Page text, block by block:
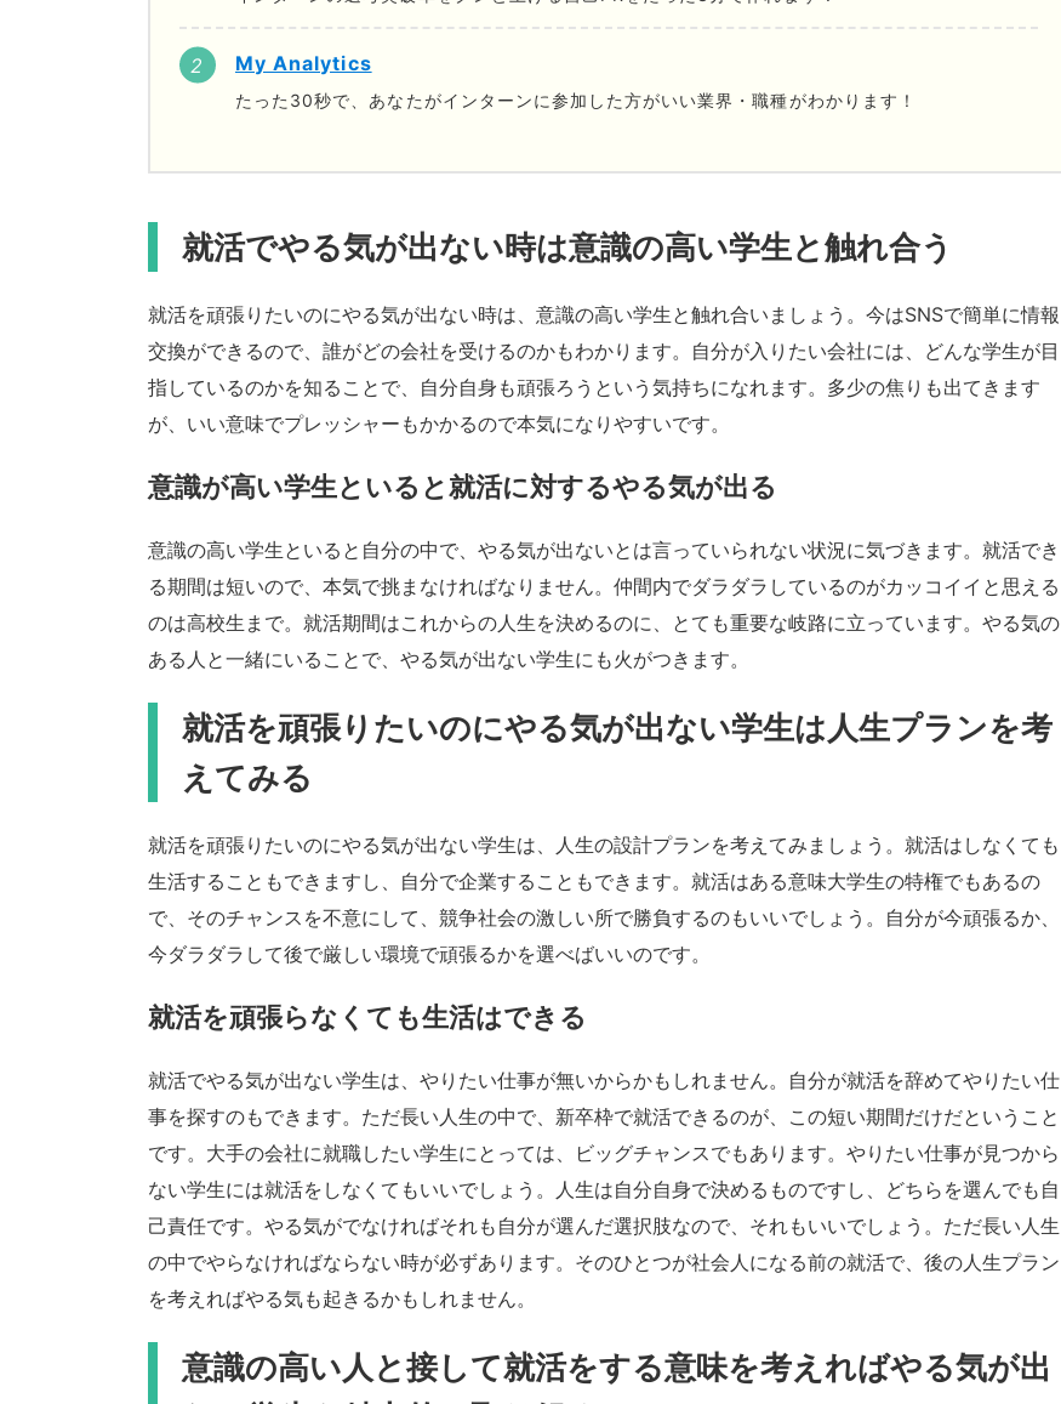
My Analytics
たった30秒で、あなたがインターンに参加した方がいい業界・職種がわかります！
就活でやる気が出ない時は意識の高い学生と触れ合う
就活を頑張りたいのにやる気が出ない時は、意識の高い学生と触れ合いましょう。今はSNSで簡単に情報
交換ができるので、誰がどの会社を受けるのかもわかります。自分が入りたい会社には、どんな学生が目
指しているのかを知ることで、自分自身も頑張ろうという気持ちになれます。多少の焦りも出てきます
が、いい意味でプレッシャーもかかるので本気になりやすいです。
意識が高い学生といると就活に対するやる気が出る
意識の高い学生といると自分の中で、やる気が出ないとは言っていられない状況に気づきます。就活でき
る期間は短いので、本気で挑まなければなりません。仲間内でダラダラしているのがカッコイイと思える
のは高校生まで。就活期間はこれからの人生を決めるのに、とても重要な岐路に立っています。やる気の
ある人と一緒にいることで、やる気が出ない学生にも火がつきます。
就活を頑張りたいのにやる気が出ない学生は人生プランを考
えてみる
就活を頑張りたいのにやる気が出ない学生は、人生の設計プランを考えてみましょう。就活はしなくても
生活することもできますし、自分で企業することもできます。就活はある意味大学生の特権でもあるの
で、そのチャンスを不意にして、競争社会の激しい所で勝負するのもいいでしょう。自分が今頑張るか、
今ダラダラして後で厳しい環境で頑張るかを選べばいいのです。
就活を頑張らなくても生活はできる
就活でやる気が出ない学生は、やりたい仕事が無いからかもしれません。自分が就活を辞めてやりたい仕
事を探すのもできます。ただ長い人生の中で、新卒枠で就活できるのが、この短い期間だけだということ
です。大手の会社に就職したい学生にとっては、ビッグチャンスでもあります。やりたい仕事が見つから
ない学生には就活をしなくてもいいでしょう。人生は自分自身で決めるものですし、どちらを選んでも自
己責任です。やる気がでなければそれも自分が選んだ選択肢なので、それもいいでしょう。ただ長い人生
の中でやらなければならない時が必ずあります。そのひとつが社会人になる前の就活で、後の人生プラン
を考えればやる気も起きるかもしれません。
意識の高い人と接して就活をする意味を考えればやる気が出